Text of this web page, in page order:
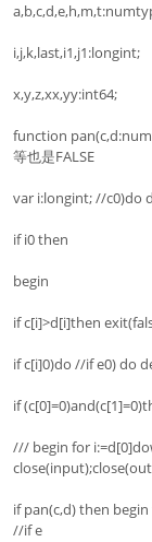
i,j,k,last,i1,j1:longint;
x,y,z,xx,yy:int64;
function
等也是FALSE
var i:longint; //c0)do
if i0 then
begin
if c[i]>d[i]then
if c[i]0)do //if e0) do
if
/// begin for
if pan(c,d) then
//if e